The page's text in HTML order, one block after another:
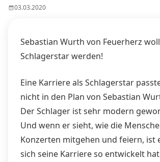
03.03.2020
Sebastian Wurth von Feuerherz
Schlagerstar werden!
Eine Karriere als Schlagerstar
nicht in den Plan von Sebastian
Der Schlager ist sehr modern
Und wenn er sieht, wie die
Konzerten mitgehen und feiern, ist
sich seine Karriere so entwickelt